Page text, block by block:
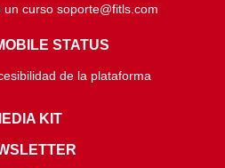
curso soporte@fitls.com
STATUS
de la plataforma
KIT